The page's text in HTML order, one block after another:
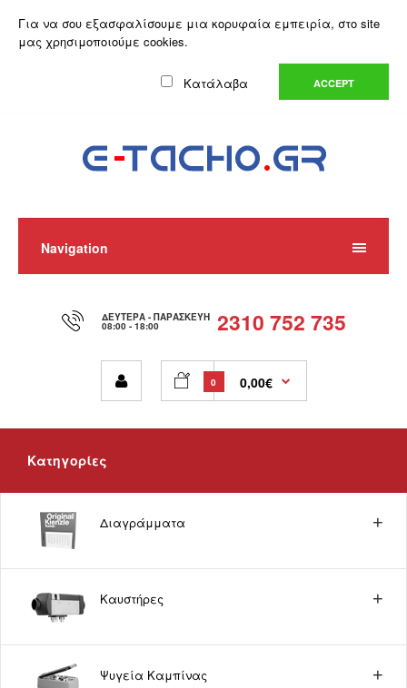
Για να σου εξασφαλίσουμε μια κορυφαία εμπειρία, στο site
μας χρησιμοποιούμε cookies.
Κατάλαβα ACCEPT
Ο Λογαριασμός μου Λίστα Επιθυμιών (0)
Καλάθι Αγορών
Navigation
ΔΕΥΤΈΡΑ - ΠΑΡΑΣΚΕΥΉ
08:00 - 18:00 2310 752 735
0 0,00€
Κατηγορίες
Διαγράμματα
Καυστήρες
Ψυγεία Καμπίνας